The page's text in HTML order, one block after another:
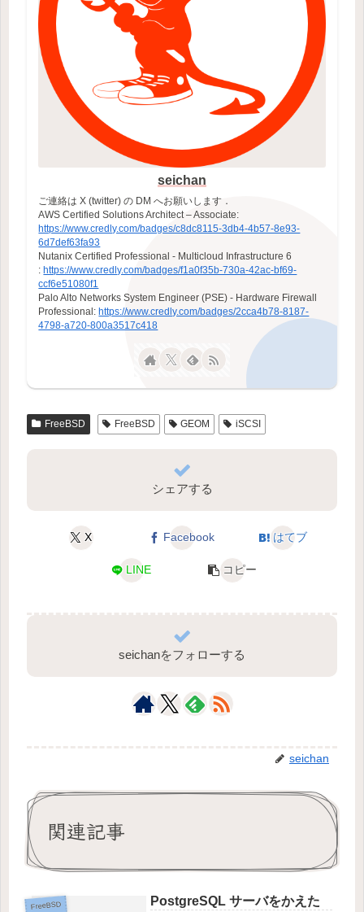
seichan
ご連絡は X (twitter) の DM へお願いします．
AWS Certified Solutions Architect – Associate:
https://www.credly.com/badges/c8dc8115-3db4-4b57-8e93-
6d7def63fa93
Nutanix Certified Professional - Multicloud Infrastructure 6
: https://www.credly.com/badges/f1a0f35b-730a-42ac-bf69-
ccf6e51080f1
Palo Alto Networks System Engineer (PSE) - Hardware Firewall
Professional: https://www.credly.com/badges/2cca4b78-8187-
4798-a720-800a3517c418
FreeBSD FreeBSD GEOM iSCSI
シェアする
X Facebook はてブ
LINE コピー
seichanをフォローする
seichan
関連記事
FreeBSD PostgreSQL サーバをかえた